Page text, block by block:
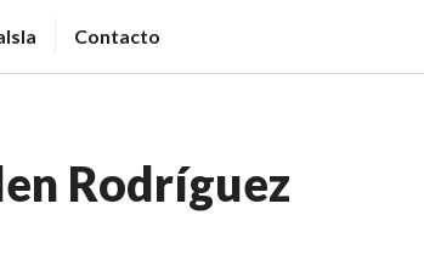
Contacto
Rodríguez